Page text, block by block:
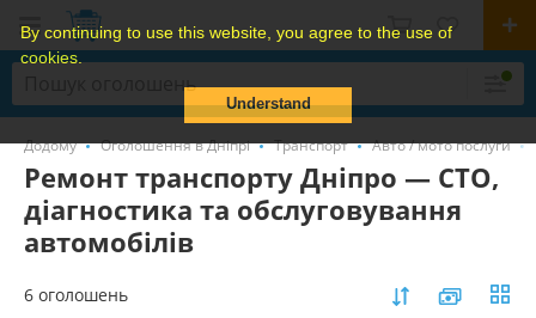
By continuing to use this website, you agree to the use of
cookies.
Understand
Додому Оголошення в Дніпрі Транспорт Авто / мото послуги
Ремонт транспорту Дніпро — СТО,
діагностика та обслуговування
автомобілів
6 оголошень